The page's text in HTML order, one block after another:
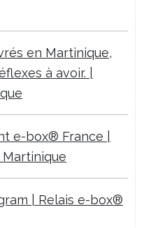
en Martinique,
à avoir. |
e-box® France |
| Relais e-box®